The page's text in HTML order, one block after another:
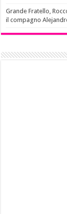
Grande Fratello,
il compagno